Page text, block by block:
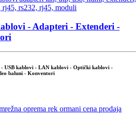
- Adapteri - Extenderi -
USB kablovi - LAN kablovi - Optički kablovi -
baluni - Konventori